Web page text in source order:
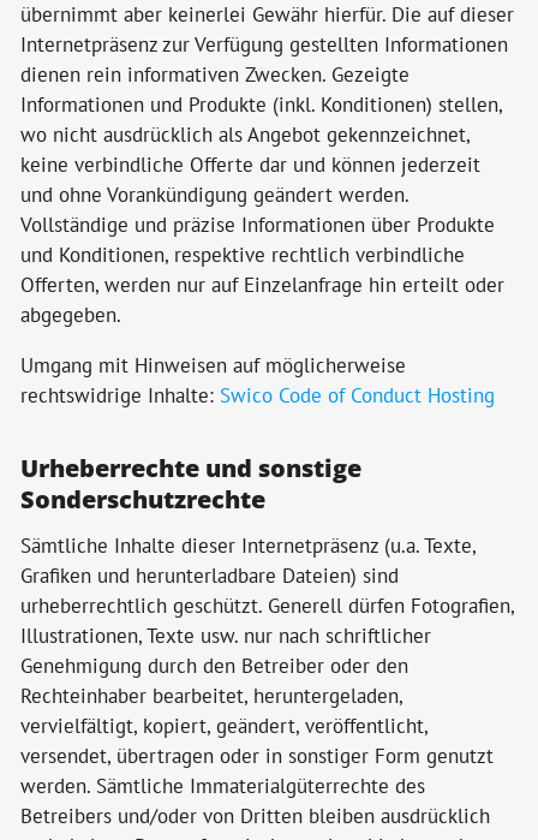
übernimmt aber keinerlei Gewähr hierfür. Die auf dieser
Internetpräsenz zur Verfügung gestellten Informationen
dienen rein informativen Zwecken. Gezeigte
Informationen und Produkte (inkl. Konditionen) stellen,
wo nicht ausdrücklich als Angebot gekennzeichnet,
keine verbindliche Offerte dar und können jederzeit
und ohne Vorankündigung geändert werden.
Vollständige und präzise Informationen über Produkte
und Konditionen, respektive rechtlich verbindliche
Offerten, werden nur auf Einzelanfrage hin erteilt oder
abgegeben.
Umgang mit Hinweisen auf möglicherweise
rechtswidrige Inhalte: Swico Code of Conduct Hosting
Urheberrechte und sonstige
Sonderschutzrechte
Sämtliche Inhalte dieser Internetpräsenz (u.a. Texte,
Grafiken und herunterladbare Dateien) sind
urheberrechtlich geschützt. Generell dürfen Fotografien,
Illustrationen, Texte usw. nur nach schriftlicher
Genehmigung durch den Betreiber oder den
Rechteinhaber bearbeitet, heruntergeladen,
vervielfältigt, kopiert, geändert, veröffentlicht,
versendet, übertragen oder in sonstiger Form genutzt
werden. Sämtliche Immaterialgüterrechte des
Betreibers und/oder von Dritten bleiben ausdrücklich